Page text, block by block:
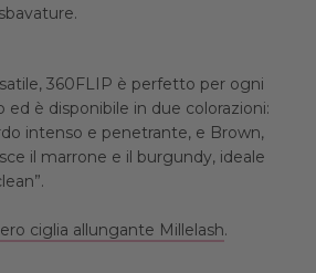
360FLIP è perfetto per ogni
è disponibile in due colorazioni:
intenso e penetrante, e Brown,
il marrone e il burgundy, ideale
ciglia allungante Millelash.